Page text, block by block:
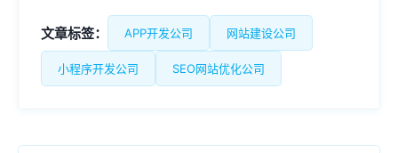
文章标签： APP开发公司 网站建设公司
小程序开发公司 SEO网站优化公司